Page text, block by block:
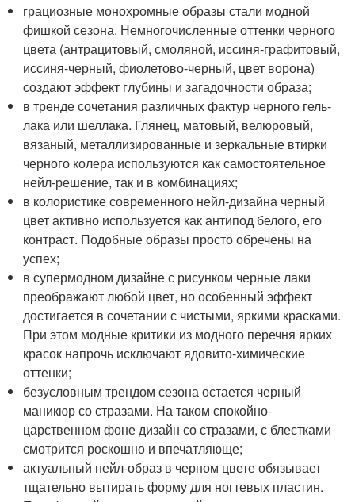
грациозные монохромные образы стали модной
фишкой сезона. Немногочисленные оттенки черного
цвета (антрацитовый, смоляной, иссиня-графитовый,
иссиня-черный, фиолетово-черный, цвет ворона)
создают эффект глубины и загадочности образа;
в тренде сочетания различных фактур черного гель-
лака или шеллака. Глянец, матовый, велюровый,
вязаный, металлизированные и зеркальные втирки
черного колера используются как самостоятельное
нейл-решение, так и в комбинациях;
в колористике современного нейл-дизайна черный
цвет активно используется как антипод белого, его
контраст. Подобные образы просто обречены на
успех;
в супермодном дизайне с рисунком черные лаки
преображают любой цвет, но особенный эффект
достигается в сочетании с чистыми, яркими красками.
При этом модные критики из модного перечня ярких
красок напрочь исключают ядовито-химические
оттенки;
безусловным трендом сезона остается черный
маникюр со стразами. На таком спокойно-
царственном фоне дизайн со стразами, с блестками
смотрится роскошно и впечатляюще;
актуальный нейл-образ в черном цвете обязывает
тщательно вытирать форму для ногтевых пластин.